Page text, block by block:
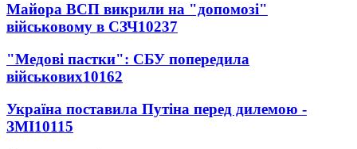
Майора ВСП викрили на "допомозі"
військовому в СЗЧ10237
"Медові пастки": СБУ попередила
військових10162
Україна поставила Путіна перед дилемою -
ЗМІ10115